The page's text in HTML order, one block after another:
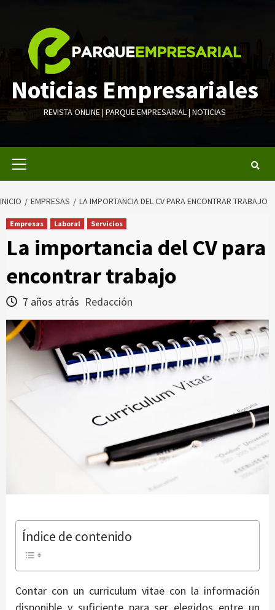
contenido
Noticias Empresariales
REVISTA ONLINE | PARQUE EMPRESARIAL | NOTICIAS
INICIO EMPRESAS LA IMPORTANCIA DEL CV PARA ENCONTRAR TRABAJO
Empresas Laboral Servicios
La importancia del CV para
encontrar trabajo
7 años atrás Redacción
Índice de contenido
Contar con un curriculum vitae con la información